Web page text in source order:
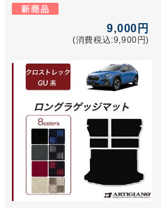
9,000円
(消費税込:9,900円)